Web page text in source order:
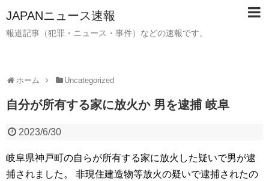
JAPANニュース速報
報道記事（犯罪・ニュース・事件）などの速報です。
ホーム Uncategorized
自分が所有する家に放火か 男を逮捕 岐阜
2023/6/30
岐阜県神戸町の自らが所有する家に放火した疑いで男が逮
捕されました。 非現住建造物等放火の疑いで逮捕されたの